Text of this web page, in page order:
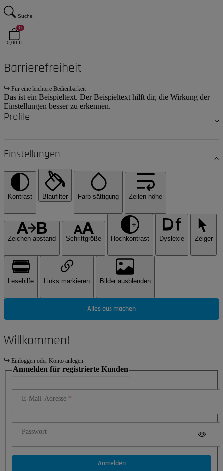
Suche
0
0,00 €
Barrierefreiheit
Für eine leichtere Bedienbarkeit
Das ist ein Beispieltext. Der Beispieltext hilft dir, die Wirkung der
Einstellungen besser zu erkennen.
Profile
Einstellungen
Kontrast Blaufilter Farb-sättigung Zeilen-höhe
Zeichen-abstand Schriftgröße Hochkontrast Dyslexie Zeiger
Lesehilfe Links markieren Bilder ausblenden
Alles aus machen
Willkommen!
Einloggen oder Konto anlegen.
Anmelden für registrierte Kunden
E-Mail-Adresse
Passwort
Anmelden